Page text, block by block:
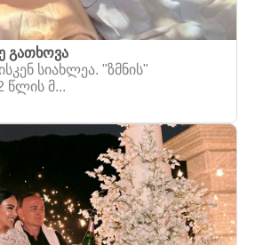
გათხოვა
სიახლეა. "ზმნის"
წლის მ...